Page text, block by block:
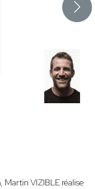
, Martin VIZIBLE réalise